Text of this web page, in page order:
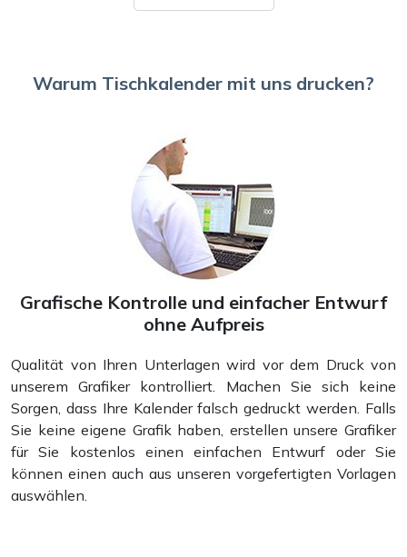
Taschenkalender
Tagebücher
Warum Tischkalender mit uns drucken?
Grafische Kontrolle und einfacher Entwurf
ohne Aufpreis
Qualität von Ihren Unterlagen wird vor dem Druck von
unserem Grafiker kontrolliert. Machen Sie sich keine
Sorgen, dass Ihre Kalender falsch gedruckt werden. Falls
Sie keine eigene Grafik haben, erstellen unsere Grafiker
für Sie kostenlos einen einfachen Entwurf oder Sie
können einen auch aus unseren vorgefertigten Vorlagen
auswählen.